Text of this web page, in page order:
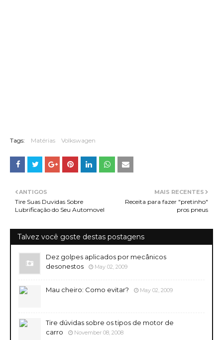
Tags: Matérias Volkswagen
MAIS RECENTES
Receita para fazer "pretinho"
pros pneus
ANTIGOS
Tire Suas Duvidas Sobre
Lubrificação do Seu Automovel
Talvez você goste destas postagens
Dez golpes aplicados por mecânicos
desonestos
May 02, 2009
Mau cheiro: Como evitar? May 02, 2009
Tire dúvidas sobre os tipos de motor de
carro
November 08, 2008